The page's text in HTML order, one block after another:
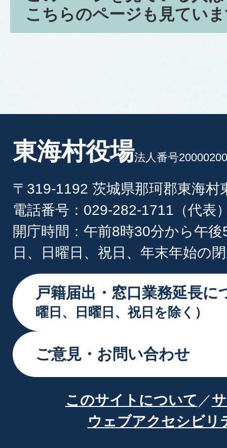
こちらのページも見てい
東海村役場法人番号
〒319-1192 茨城県那珂郡東海村
電話番号：029-282-1711（代表
開庁時間：午前8時30分から午
日、日曜日、祝日、年末年始の
戸籍届出・窓口業務延長に
曜日、日曜日、祝日を除く）
ご意見・お問い合わせ
このサイトについて
ウェブアクセシビリ